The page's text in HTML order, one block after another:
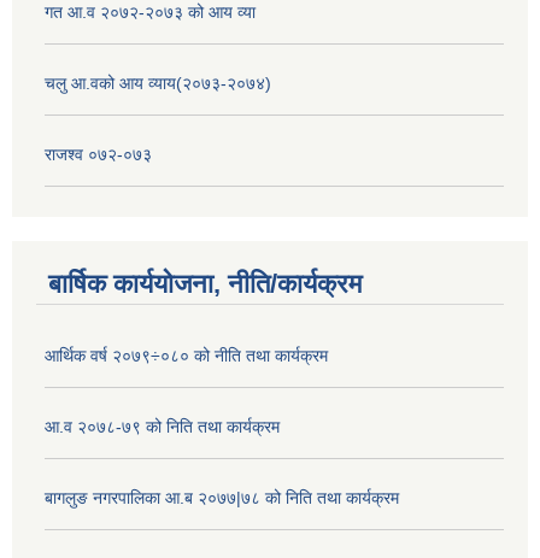
गत आ.व २०७२-२०७३ को आय व्या
चलु आ.वको आय व्याय(२०७३-२०७४)
राजश्व ०७२-०७३
बार्षिक कार्ययोजना, नीति/कार्यक्रम
आर्थिक वर्ष २०७९÷०८० को नीति तथा कार्यक्रम
आ.व २०७८-७९ को निति तथा कार्यक्रम
बागलुङ नगरपालिका आ.ब २०७७|७८ को निति तथा कार्यक्रम